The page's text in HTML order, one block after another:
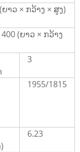
ຍາວ × ກວ້າງ × ສູງ)
(ຍາວ × ກວ້າງ
3
1955/1815
6.23